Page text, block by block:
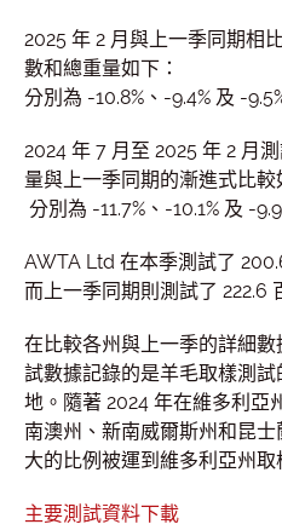
2025 年 2 月與上一季同期相
數和總重量如下：
分別為 -10.8%、-9.4% 及 -
2024 年 7 月至 2025 年 2 月
量與上一季同期的漸進式比較
分別為 -11.7%、-10.1% 及 -
AWTA Ltd 在本季測試了
而上一季同期則測試了 222.6
在比較各州與上一季的詳細
試數據記錄的是羊毛取樣測
地。隨著 2024 年在維多利亞
南澳州、新南威爾斯州和昆
大的比例被運到維多利亞州取
主要測試資料下載